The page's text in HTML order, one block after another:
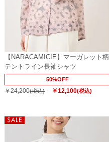
【NARACAMICIE】マーガレット柄
テントライン長袖シャツ
50%OFF
￥24,200(税込) ￥12,100(税込)